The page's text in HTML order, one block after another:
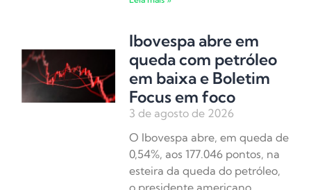
Ibovespa abre em
queda com petróleo
em baixa e Boletim
Focus em foco
3 de agosto de 2026
O Ibovespa abre, em queda de
0,54%, aos 177.046 pontos, na
esteira da queda do petróleo,